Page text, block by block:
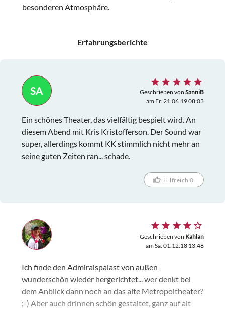
besonderen Atmosphäre.
Erfahrungsberichte
SA Geschrieben von SanniB
am Fr. 21.06.19 08:03
Ein schönes Theater, das vielfältig bespielt wird. An
diesem Abend mit Kris Kristofferson. Der Sound war
super, allerdings kommt KK stimmlich nicht mehr an
seine guten Zeiten ran... schade.
Hilfreich 0
Geschrieben von Kahlan
am Sa. 01.12.18 13:48
Ich finde den Admiralspalast von außen
wunderschön wieder hergerichtet... wer denkt bei
dem Anblick dann noch an das alte Metropoltheater?
;-) Aber auch drinnen schön gestaltet, ganz auf alt